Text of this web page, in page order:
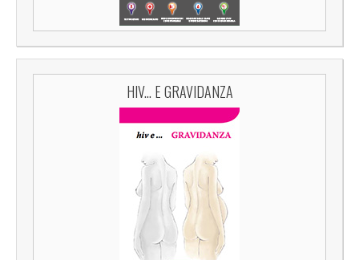
HIV... E GRAVIDANZA